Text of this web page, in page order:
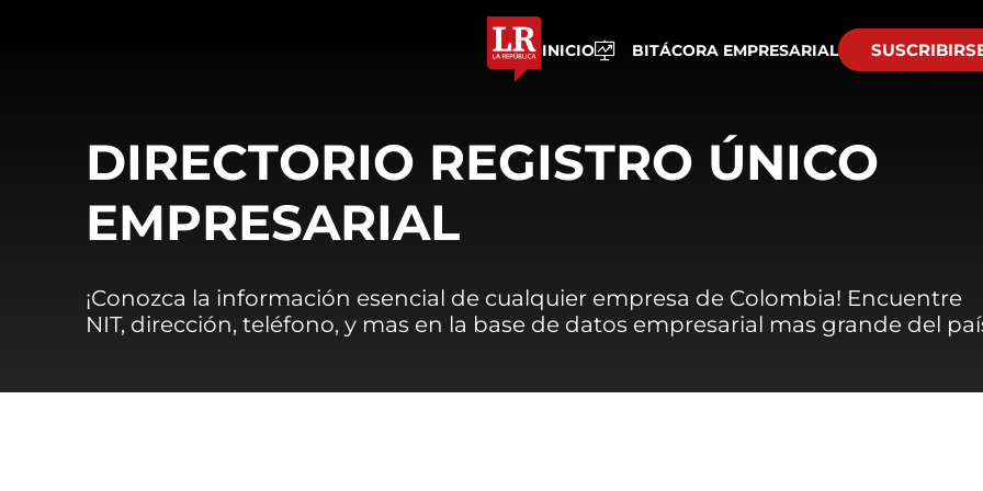
INICIO BITÁCORA EMPRESARIAL
DIRECTORIO REGISTRO ÚNICO
EMPRESARIAL
¡Conozca la información esencial de cualquier empresa de Colombia! Encuentre
NIT, dirección, teléfono, y mas en la base de datos empresarial mas grande del